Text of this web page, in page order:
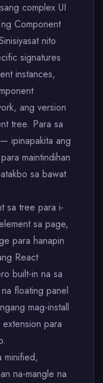
complex UI
Component
nito
signatures
instances,
ang version
tree. Para sa
ipinapakita ang
maintindihan
sa bawat
sa tree para i-
sa page,
para hanapin
React
built-in na sa
floating panel
mag-install
para
minified,
na-mangle na